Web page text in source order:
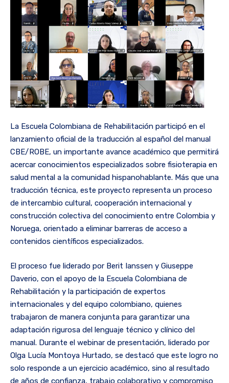
La Escuela Colombiana de Rehabilitación participó en el
lanzamiento oficial de la traducción al español del manual
CBE/ROBE, un importante avance académico que permitirá
acercar conocimientos especializados sobre fisioterapia en
salud mental a la comunidad hispanohablante. Más que una
traducción técnica, este proyecto representa un proceso
de intercambio cultural, cooperación internacional y
construcción colectiva del conocimiento entre Colombia y
Noruega, orientado a eliminar barreras de acceso a
contenidos científicos especializados.
El proceso fue liderado por Berit Ianssen y Giuseppe
Daverio, con el apoyo de la Escuela Colombiana de
Rehabilitación y la participación de expertos
internacionales y del equipo colombiano, quienes
trabajaron de manera conjunta para garantizar una
adaptación rigurosa del lenguaje técnico y clínico del
manual. Durante el webinar de presentación, liderado por
Olga Lucía Montoya Hurtado, se destacó que este logro no
solo responde a un ejercicio académico, sino al resultado
de años de confianza, trabajo colaborativo y compromiso